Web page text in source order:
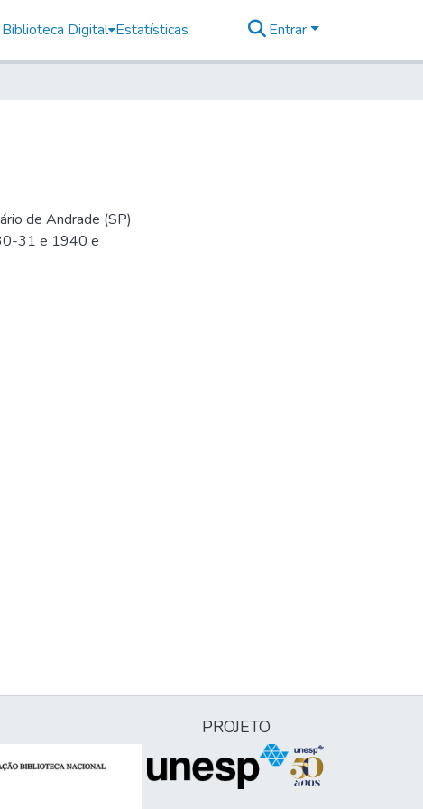
Biblioteca Digital Estatísticas Entrar
de Andrade (SP)
31 e 1940 e
PROJETO